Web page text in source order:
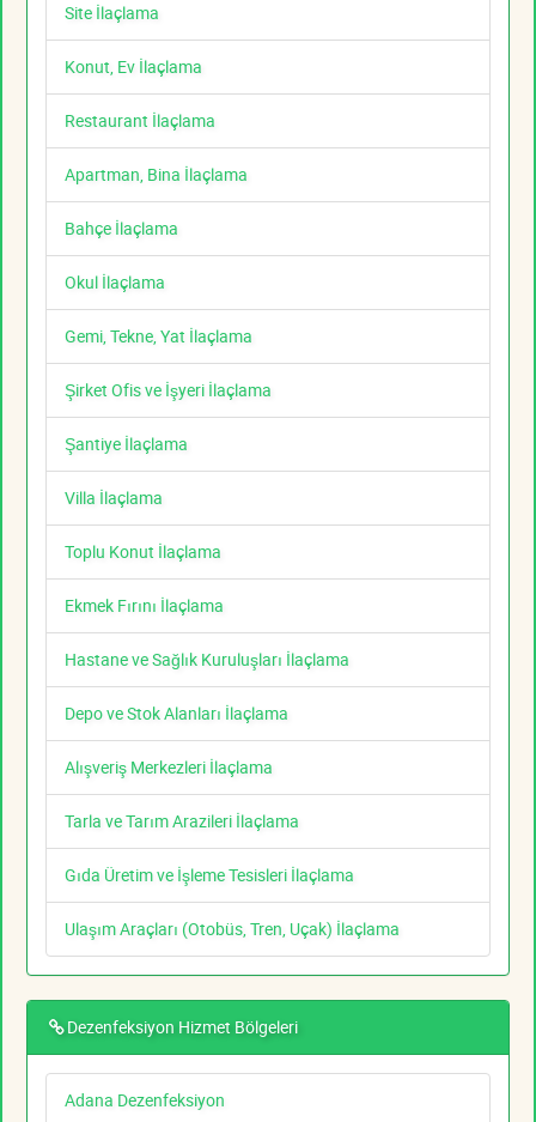
Site İlaçlama
Konut, Ev İlaçlama
Restaurant İlaçlama
Apartman, Bina İlaçlama
Bahçe İlaçlama
Okul İlaçlama
Gemi, Tekne, Yat İlaçlama
Şirket Ofis ve İşyeri İlaçlama
Şantiye İlaçlama
Villa İlaçlama
Toplu Konut İlaçlama
Ekmek Fırını İlaçlama
Hastane ve Sağlık Kuruluşları İlaçlama
Depo ve Stok Alanları İlaçlama
Alışveriş Merkezleri İlaçlama
Tarla ve Tarım Arazileri İlaçlama
Gıda Üretim ve İşleme Tesisleri İlaçlama
Ulaşım Araçları (Otobüs, Tren, Uçak) İlaçlama
Dezenfeksiyon Hizmet Bölgeleri
Adana Dezenfeksiyon